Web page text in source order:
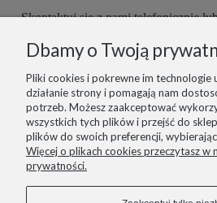
Skontaktuj się z nami telefonicznie
możliwość dopasować je do Ciebie
spełnić wszelkie potrzeby z
informacje
pomoc
Dbamy o Twoją
Pliki cookies i pokrewne im technologie
działanie strony i pomagają nam
potrzeb. Możesz zaakceptować
wszystkich tych plików i przejść do
plików do swoich preferencji,
Więcej o plikach cookies przeczytasz w
prywatności.